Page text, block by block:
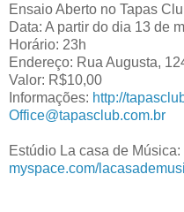
Ensaio Aberto no Tapas
Data: A partir do dia 13 de
Horário: 23h
Endereço: Rua Augusta,
Valor: R$10,00
Informações: http://
Office@tapasclub.com.br
Estúdio La casa de Música:
myspace.com/